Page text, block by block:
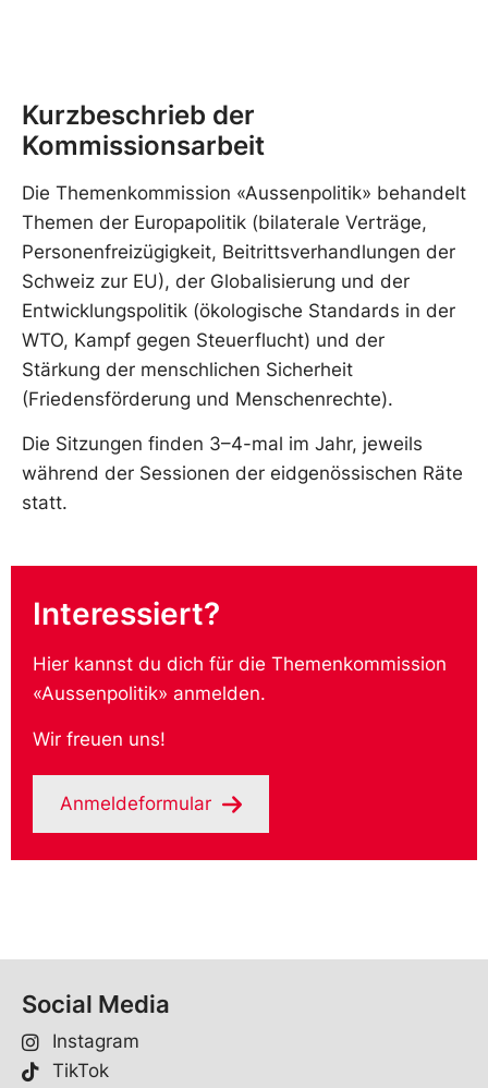
Kurzbeschrieb der
Kommissionsarbeit
Die Themenkommission «Aussenpolitik» behandelt
Themen der Europapolitik (bilaterale Verträge,
Personenfreizügigkeit, Beitrittsverhandlungen der
Schweiz zur EU), der Globalisierung und der
Entwicklungspolitik (ökologische Standards in der
WTO, Kampf gegen Steuerflucht) und der
Stärkung der menschlichen Sicherheit
(Friedensförderung und Menschenrechte).
Die Sitzungen finden 3–4-mal im Jahr, jeweils
während der Sessionen der eidgenössischen Räte
statt.
Interessiert?
Hier kannst du dich für die Themenkommission
«Aussenpolitik» anmelden.
Wir freuen uns!
Anmeldeformular
Social Media
Instagram
TikTok